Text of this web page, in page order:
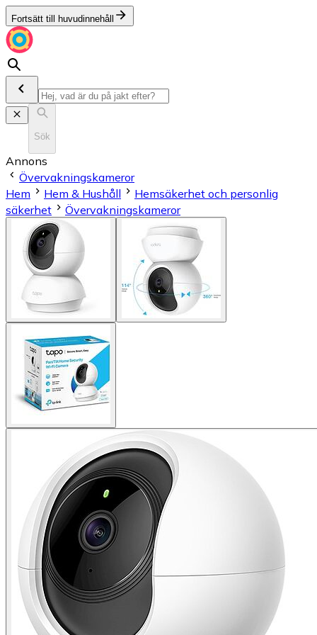
Fortsätt till huvudinnehåll
Sök
Annons
Övervakningskameror
Hem
Hem & Hushåll
Hemsäkerhet och personlig
säkerhet
Övervakningskameror